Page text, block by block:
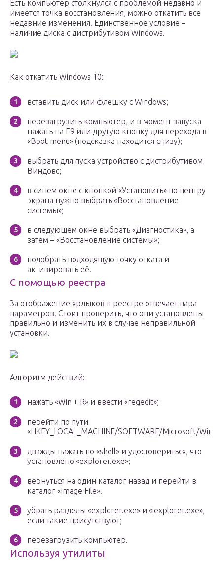
Есть компьютер столкнулся с проблемой недавно и
имеется точка восстановления, можно откатить все
недавние изменения. Единственное условие –
наличие диска с дистрибутивом Windows.
Как откатить Windows 10:
вставить диск или флешку с Windows;
перезагрузить компьютер, и в момент запуска
нажать на F9 или другую кнопку для перехода в
«Boot menu» (подсказка находится снизу);
выбрать для пуска устройство с дистрибутивом
Виндовс;
в синем окне с кнопкой «Установить» по центру
экрана нужно выбрать «Восстановление
системы»;
в следующем окне выбрать «Диагностика», а
затем – «Восстановление системы»;
подобрать подходящую точку отката и
активировать её.
С помощью реестра
За отображение ярлыков в реестре отвечает пара
параметров. Стоит проверить, что они установлены
правильно и изменить их в случае неправильной
установки.
Алгоритм действий:
нажать «Win + R» и ввести «regedit»;
перейти по пути
«HKEY_LOCAL_MACHINE/SOFTWARE/Microsoft/
дважды нажать по «shell» и удостовериться, что
установлено «explorer.exe»;
вернуться на один каталог назад и перейти в
каталог «Image File».
убрать разделы «explorer.exe» и «iexplorer.exe»,
если такие присутствуют;
перезагрузить компьютер.
Используя утилиты